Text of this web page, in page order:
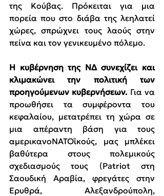
της Κούβας. Πρόκειται για μια
πορεία που στο διάβα της λεηλατεί
χώρες, σπρώχνει τους λαούς στην
πείνα και τον γενικευμένο πόλεμο.
Η κυβέρνηση της ΝΔ συνεχίζει και
κλιμακώνει την πολιτική των
προηγούμενων κυβερνήσεων. Για να
προωθήσει τα συμφέροντα του
κεφαλαίου, μετατρέπει τη χώρα σε
μια απέραντη βάση για τους
αμερικανοΝΑΤΟϊκούς, μας μπλέκει
βαθύτερα στους πολεμικούς
σχεδιασμούς τους (Patriot στη
Σαουδική Αραβία, φρεγάτες στην
Ερυθρά, Αλεξανδρούπολη,